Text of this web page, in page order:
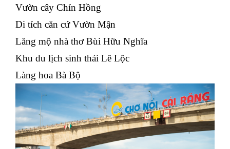
Vườn cây Chín Hồng
Di tích căn cứ Vườn Mận
Lăng mộ nhà thơ Bùi Hữu Nghĩa
Khu du lịch sinh thái Lê Lộc
Làng hoa Bà Bộ